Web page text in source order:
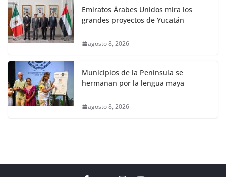
Emiratos Árabes Unidos mira los
grandes proyectos de Yucatán
agosto 8, 2026
Municipios de la Península se
hermanan por la lengua maya
agosto 8, 2026